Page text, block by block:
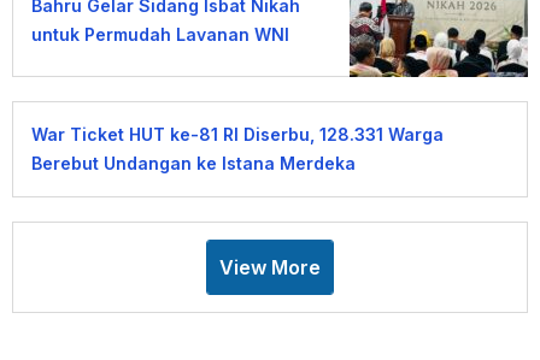
Bahru Gelar Sidang Isbat Nikah
untuk Permudah Layanan WNI
War Ticket HUT ke-81 RI Diserbu, 128.331 Warga
Berebut Undangan ke Istana Merdeka
View More